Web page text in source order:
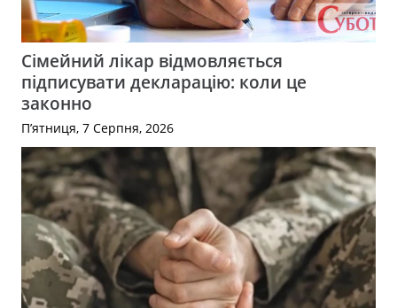
Сімейний лікар відмовляється
підписувати декларацію: коли це
законно
П’ятниця, 7 Серпня, 2026